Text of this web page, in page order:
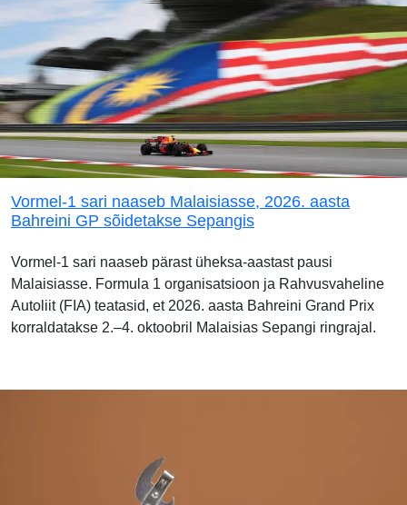
Vormel-1 sari naaseb Malaisiasse, 2026. aasta
Bahreini GP sõidetakse Sepangis
Vormel-1 sari naaseb pärast üheksa-aastast pausi
Malaisiasse. Formula 1 organisatsioon ja Rahvusvaheline
Autoliit (FIA) teatasid, et 2026. aasta Bahreini Grand Prix
korraldatakse 2.–4. oktoobril Malaisias Sepangi ringrajal.